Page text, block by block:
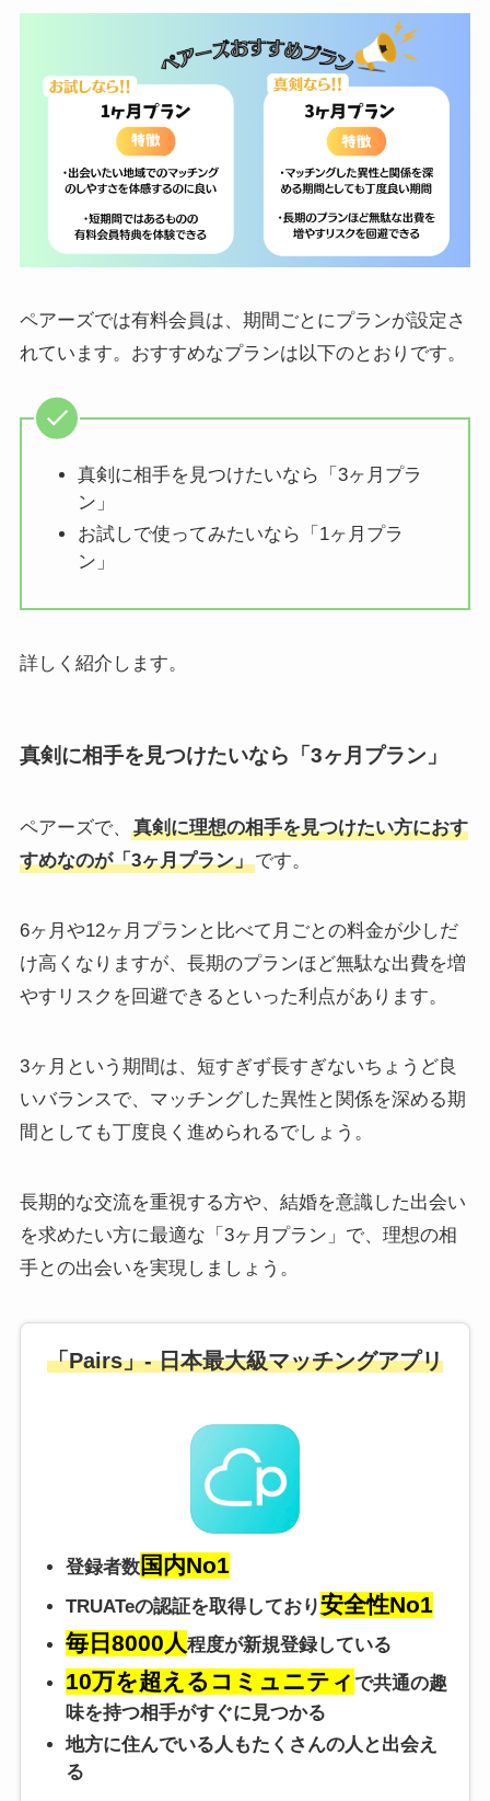
ペアーズでは有料会員は、期間ごとにプランが設定さ
れています。おすすめなプランは以下のとおりです。
真剣に相手を見つけたいなら「3ヶ月プラ
ン」
お試しで使ってみたいなら「1ヶ月プラ
ン」
詳しく紹介します。
真剣に相手を見つけたいなら「3ヶ月プラン」
ペアーズで、
真剣に理想の相手を見つけたい方におす
すめなのが「3ヶ月プラン」です。
6ヶ月や12ヶ月プランと比べて月ごとの料金が少しだ
け高くなりますが、長期のプランほど無駄な出費を増
やすリスクを回避できるといった利点があります。
3ヶ月という期間は、短すぎず長すぎないちょうど良
いバランスで、マッチングした異性と関係を深める期
間としても丁度良く進められるでしょう。
長期的な交流を重視する方や、結婚を意識した出会い
を求めたい方に最適な「3ヶ月プラン」で、理想の相
手との出会いを実現しましょう。
「Pairs」- 日本最大級マッチングアプリ
登録者数 国内No1
TRUATeの認証を取得しており安全性No1
毎日8000人程度が新規登録している
10万を超えるコミュニティで共通の趣
味を持つ相手がすぐに見つかる
地方に住んでいる人もたくさんの人と出会え
る